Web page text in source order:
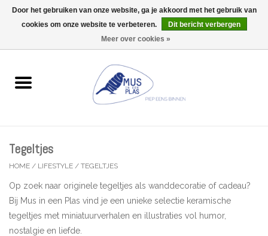
0 Artikelen - €0,00
Wenskaarten
Lifestyle
Kleine gelukjes
Troost
Tegeltjes
HOME / LIFESTYLE / TEGELTJES
Op zoek naar originele tegeltjes als wanddecoratie of cadeau?
Bij Mus in een Plas vind je een unieke selectie keramische
tegeltjes met miniatuurverhalen en illustraties vol humor,
nostalgie en liefde.
Door het gebruiken van onze website, ga je akkoord met het gebruik van
cookies om onze website te verbeteren.
Dit bericht verbergen
Meer over cookies »
Wij zijn uitzonderlijk gesloten op Do 13/08